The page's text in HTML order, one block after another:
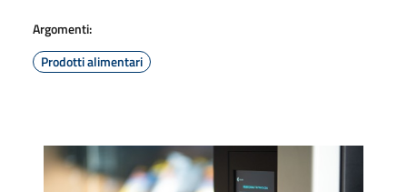
Argomenti:
Prodotti alimentari